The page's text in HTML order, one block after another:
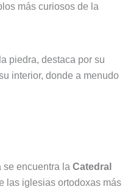
más curiosos de la
piedra, destaca por su
interior, donde a menudo
se encuentra la Catedral
las iglesias ortodoxas más